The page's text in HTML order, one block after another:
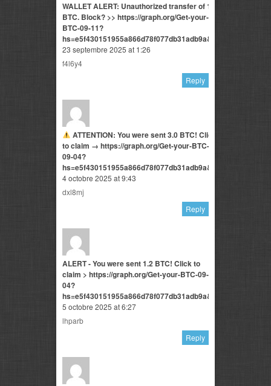
WALLET ALERT: Unauthorized transfer of 1.5
BTC. Block? >> https://graph.org/Get-your-
BTC-09-11?
hs=e5f430151955a866d78f077db31adb9a&
23 septembre 2025 at 1:26
f4l6y4
Reply
ATTENTION: You were sent 3.0 BTC! Click
to claim → https://graph.org/Get-your-BTC-
09-04?
hs=e5f430151955a866d78f077db31adb9a&
4 octobre 2025 at 9:43
dxl8mj
Reply
ALERT - You were sent 1.2 BTC! Click to
claim > https://graph.org/Get-your-BTC-09-
04?
hs=e5f430151955a866d78f077db31adb9a&
5 octobre 2025 at 6:27
lhparb
Reply